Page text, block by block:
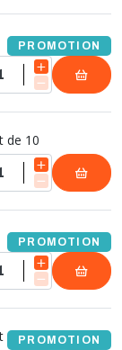
PROMOTION
de 10
PROMOTION
de 10
PROMOTION